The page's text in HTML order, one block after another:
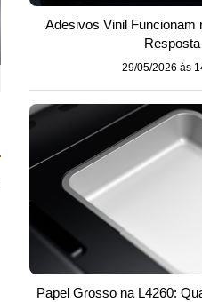
Adesivos Vinil Funcionam
Resposta
29/05/2026 às
Papel Grosso na L4260: